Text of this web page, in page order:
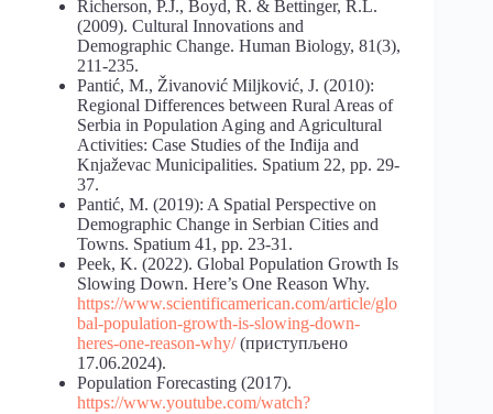
Richerson, P.J., Boyd, R. & Bettinger, R.L.
(2009). Cultural Innovations and
Demographic Change. Human Biology, 81(3),
211-235.
Pantić, M., Živanović Miljković, J. (2010):
Regional Differences between Rural Areas of
Serbia in Population Aging and Agricultural
Activities: Case Studies of the Inđija and
Knjaževac Municipalities. Spatium 22, pp. 29-
37.
Pantić, M. (2019): A Spatial Perspective on
Demographic Change in Serbian Cities and
Towns. Spatium 41, pp. 23-31.
Peek, K. (2022). Global Population Growth Is
Slowing Down. Here’s One Reason Why.
https://www.scientificamerican.com/article/glo
bal-population-growth-is-slowing-down-
heres-one-reason-why/(приступљено
17.06.2024).
Population Forecasting (2017).
https://www.youtube.com/watch?